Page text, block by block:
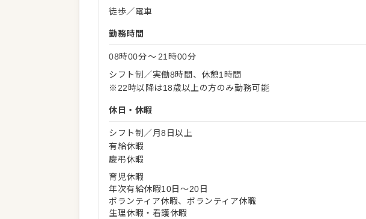
徒歩／電車
勤務時間
08時00分〜 21時00分
シフト制／実働8時間、休憩1時間
※22時以降は18歳以上の方のみ勤務可能
休日・休暇
シフト制／月8日以上
有給休暇
慶弔休暇
育児休暇
年次有給休暇10日～20日
ボランティア休暇、ボランティア休職
生理休暇・看護休暇